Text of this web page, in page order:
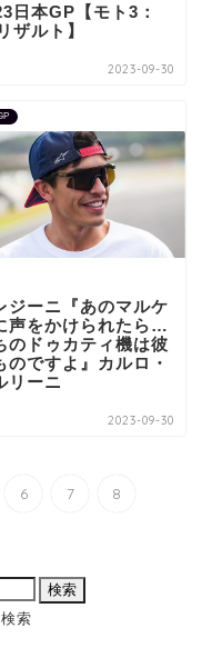
日本GP【モト3：
ザルト】
2023-09-30
ジーニ『あのマルケ
声をかけられたら…
のドゥカティ機は彼
のですよ』カルロ・
リーニ
2023-09-30
6 7 8
索